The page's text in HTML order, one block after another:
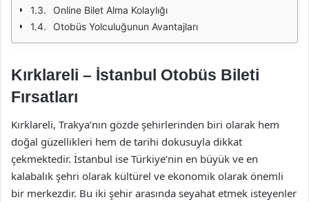
Online Bilet Alma Kolaylığı
Otobüs Yolculuğunun Avantajları
Kırklareli – İstanbul Otobüs Bileti
Fırsatları
Kırklareli, Trakya’nın gözde şehirlerinden biri olarak hem
doğal güzellikleri hem de tarihi dokusuyla dikkat
çekmektedir. İstanbul ise Türkiye’nin en büyük ve en
kalabalık şehri olarak kültürel ve ekonomik olarak önemli
bir merkezdir. Bu iki şehir arasında seyahat etmek isteyenler